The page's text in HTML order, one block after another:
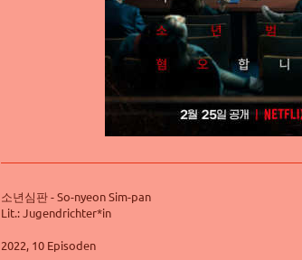
소년심판 - So-nyeon Sim-pan
Lit.: Jugendrichter*in
2022, 10 Episoden